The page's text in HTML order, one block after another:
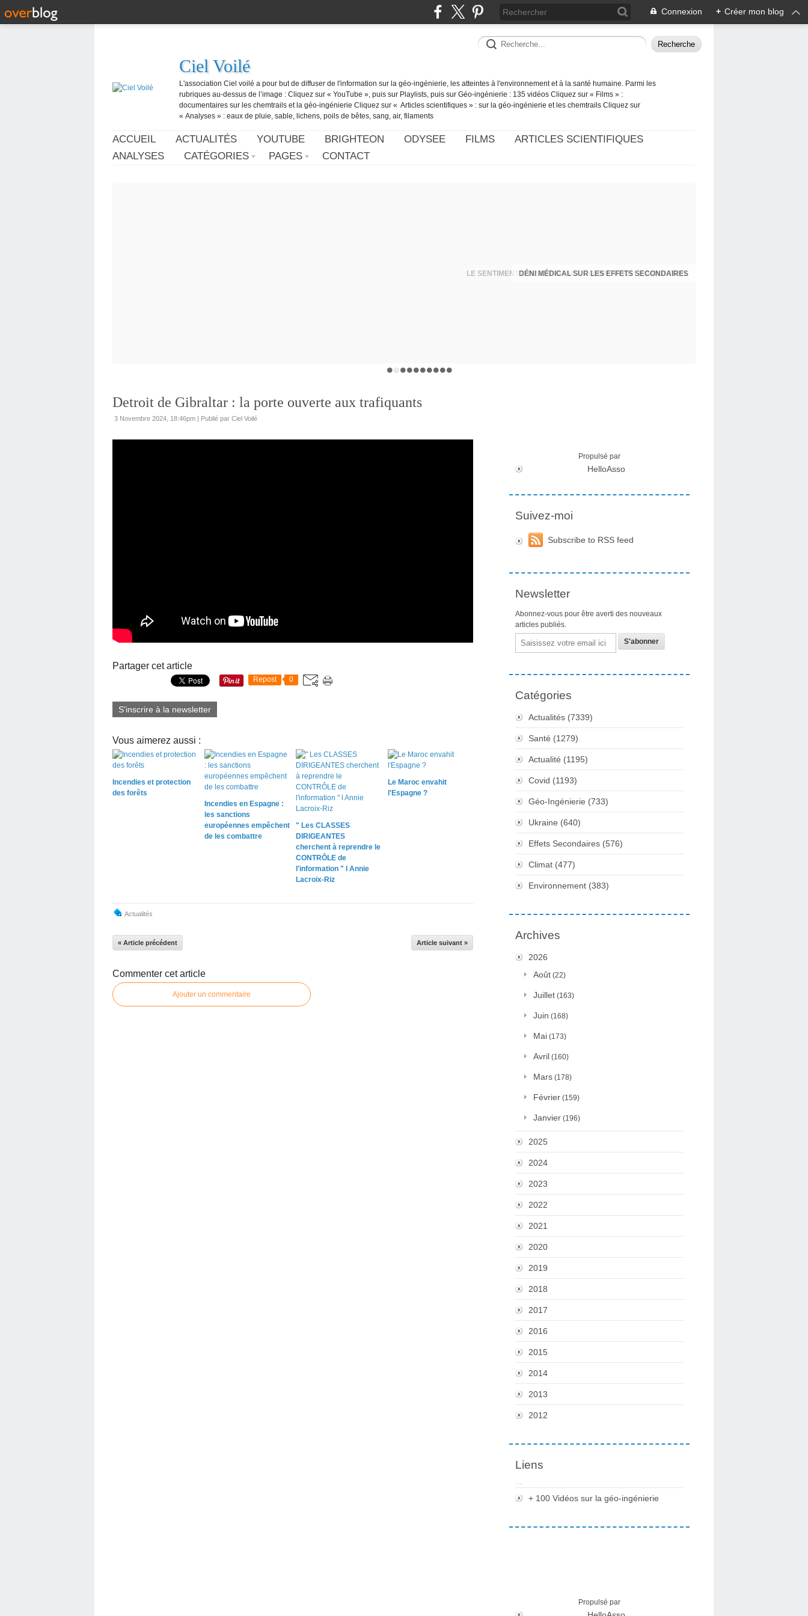
Connexion + Créer mon blog
Ciel Voilé
L'association Ciel voilé a pour but de diffuser de l'information sur la géo-ingénierie, les atteintes à l'environnement et à la santé humaine. Parmi les
rubriques au-dessus de l’image : Cliquez sur « YouTube », puis sur Playlists, puis sur Géo-ingénierie : 135 vidéos Cliquez sur « Films » :
documentaires sur les chemtrails et la géo-ingénierie Cliquez sur « Articles scientifiques » : sur la géo-ingénierie et les chemtrails Cliquez sur
« Analyses » : eaux de pluie, sable, lichens, poils de bêtes, sang, air, filaments
ACCUEIL ACTUALITÉS YOUTUBE BRIGHTEON ODYSEE FILMS
ARTICLES SCIENTIFIQUES
ANALYSES
CATÉGORIES PAGES CONTACT
DÉNI MÉDICAL SUR LES EFFETS SECONDAIRES
Detroit de Gibraltar : la porte ouverte aux trafiquants
3 Novembre 2024, 18:46pm | Publié par Ciel Voilé
Partager cet article
Repost 0
S'inscrire à la newsletter
Vous aimerez aussi :
Incendies et protection
des forêts
Incendies en Espagne :
les sanctions
européennes empêchent
de les combattre
" Les CLASSES
DIRIGEANTES
cherchent à reprendre le
CONTRÔLE de
l'information " l Annie
Lacroix-Riz
Le Maroc envahit
l'Espagne ?
Actualités
« Article précédent Article suivant »
Commenter cet article
Ajouter un commentaire
Propulsé par
HelloAsso
Suivez-moi
Subscribe to RSS feed
Newsletter
Abonnez-vous pour être averti des nouveaux
articles publiés.
Email
Catégories
Actualités (7339)
Santé (1279)
Actualité (1195)
Covid (1193)
Géo-Ingénierie (733)
Ukraine (640)
Effets Secondaires (576)
Climat (477)
Environnement (383)
Archives
2026
Août (22)
Juillet (163)
Juin (168)
Mai (173)
Avril (160)
Mars (178)
Février (159)
Janvier (196)
2025
2024
2023
2022
2021
2020
2019
2018
2017
2016
2015
2014
2013
2012
Liens
+ 100 Vidéos sur la géo-ingénierie
Propulsé par